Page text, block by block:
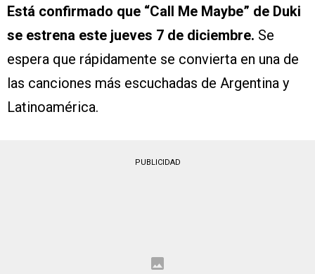
Está confirmado que “Call Me Maybe” de Duki
se estrena este jueves 7 de diciembre. Se
espera que rápidamente se convierta en una de
las canciones más escuchadas de Argentina y
Latinoamérica.
PUBLICIDAD